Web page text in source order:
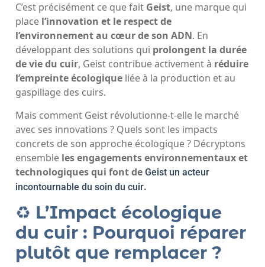
C’est précisément ce que fait Geist, une marque qui
place l’innovation et le respect de
l’environnement au cœur de son ADN. En
développant des solutions qui prolongent la durée
de vie du cuir, Geist contribue activement à réduire
l’empreinte écologique liée à la production et au
gaspillage des cuirs.
Mais comment Geist révolutionne-t-elle le marché
avec ses innovations ? Quels sont les impacts
concrets de son approche écologique ? Décryptons
ensemble les engagements environnementaux et
technologiques qui font de Geist un acteur
incontournable du soin du cuir.
♻️ L’Impact écologique
du cuir : Pourquoi réparer
plutôt que remplacer ?